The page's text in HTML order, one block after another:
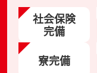
社会保険
完備
寮完備